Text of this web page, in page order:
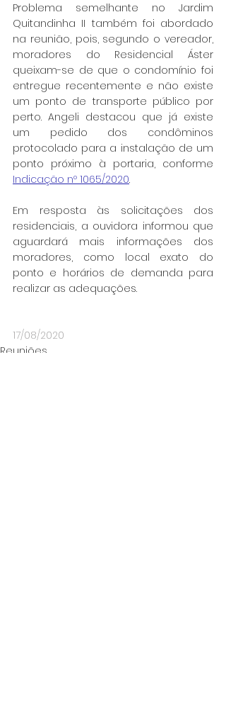
Problema semelhante no Jardim
Quitandinha II também foi abordado
na reunião, pois, segundo o vereador,
moradores do Residencial Áster
queixam-se de que o condomínio foi
entregue recentemente e não existe
um ponto de transporte público por
perto. Angeli destacou que já existe
um pedido dos condôminos
protocolado para a instalação de um
ponto próximo à portaria, conforme
Indicação nº 1065/2020.
Em resposta às solicitações dos
aguardará mais informações dos
moradores, como local exato do
ponto e horários de demanda para
realizar as adequações.
17/08/2020
Reuniões